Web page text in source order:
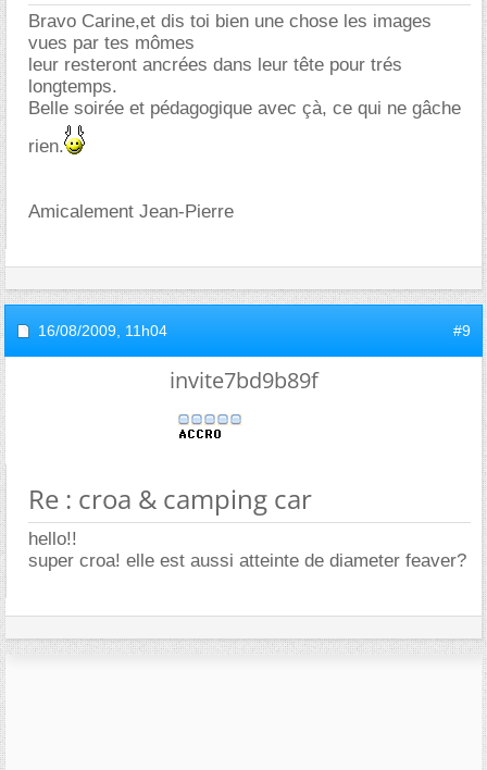
Bravo Carine,et dis toi bien une chose les images
vues par tes mômes
leur resteront ancrées dans leur tête pour trés
longtemps.
Belle soirée et pédagogique avec çà, ce qui ne gâche
rien.
Amicalement Jean-Pierre
16/08/2009, 11h04 #9
invite7bd9b89f
Re : croa & camping car
hello!!
super croa! elle est aussi atteinte de diameter feaver?